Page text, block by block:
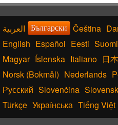
Български Čeština
English Español Eesti Suomi
Magyar Íslenska Italiano 日
Norsk (Bokmål) Nederlands
Русский Slovenčina
Türkçe Українська Tiếng Việt